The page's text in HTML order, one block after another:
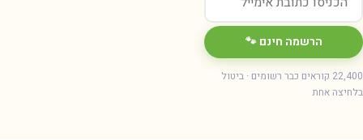
הרשמה חינם 🐾
22,400 קוראים כבר רשומים · ביטול
אחת